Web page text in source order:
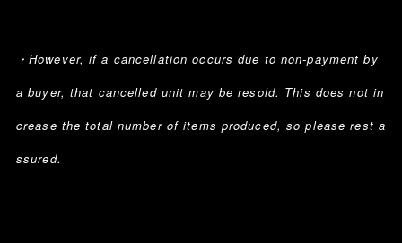
・However, if a cancellation occurs due to non-payment by
a buyer, that cancelled unit may be resold. This does not in
crease the total number of items produced, so please rest a
ssured.